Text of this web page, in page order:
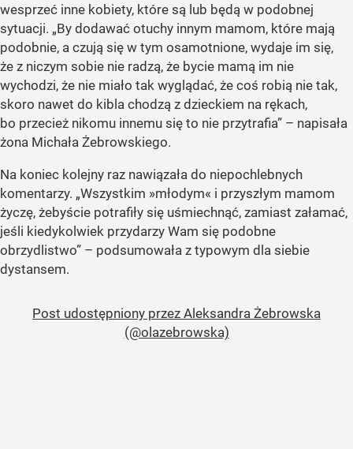
wesprzeć inne kobiety, które są lub będą w podobnej
sytuacji. „By dodawać otuchy innym mamom, które mają
podobnie, a czują się w tym osamotnione, wydaje im się,
że z niczym sobie nie radzą, że bycie mamą im nie
wychodzi, że nie miało tak wyglądać, że coś robią nie tak,
skoro nawet do kibla chodzą z dzieckiem na rękach,
bo przecież nikomu innemu się to nie przytrafia” – napisała
żona Michała Żebrowskiego.
Na koniec kolejny raz nawiązała do niepochlebnych
komentarzy. „Wszystkim »młodym« i przyszłym mamom
życzę, żebyście potrafiły się uśmiechnąć, zamiast załamać,
jeśli kiedykolwiek przydarzy Wam się podobne
obrzydlistwo” – podsumowała z typowym dla siebie
dystansem.
Post udostępniony przez Aleksandra Żebrowska
(@olazebrowska)